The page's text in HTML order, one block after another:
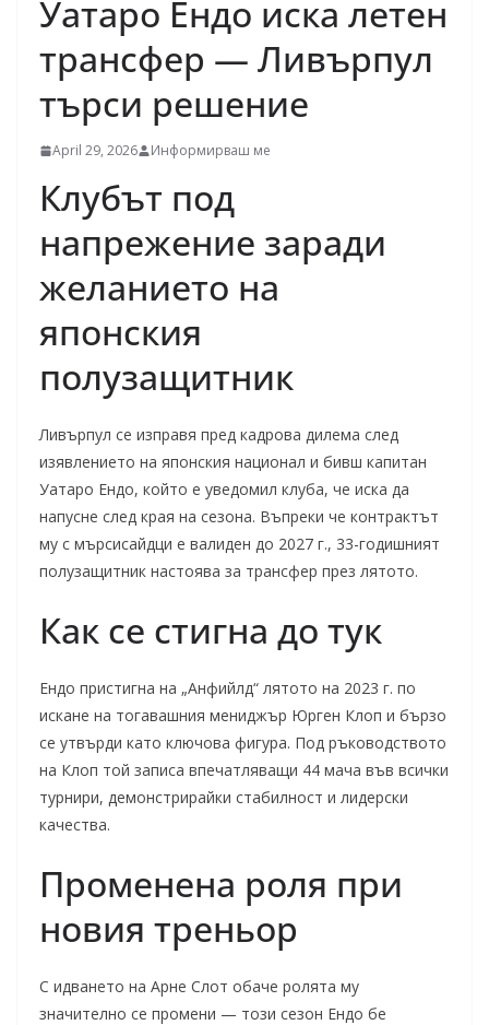
Уатаро Ендо иска летен
трансфер — Ливърпул
търси решение
April 29, 2026 Информирваш ме
Клубът под
напрежение заради
желанието на
японския
полузащитник
Ливърпул се изправя пред кадрова дилема след
изявлението на японския национал и бивш капитан
Уатаро Ендо, който е уведомил клуба, че иска да
напусне след края на сезона. Въпреки че контрактът
му с мърсисайдци е валиден до 2027 г., 33-годишният
полузащитник настоява за трансфер през лятото.
Как се стигна до тук
Ендо пристигна на „Анфийлд“ лятото на 2023 г. по
искане на тогавашния мениджър Юрген Клоп и бързо
се утвърди като ключова фигура. Под ръководството
на Клоп той записа впечатляващи 44 мача във всички
турнири, демонстрирайки стабилност и лидерски
качества.
Променена роля при
новия треньор
С идването на Арне Слот обаче ролята му
значително се промени — този сезон Ендо бе